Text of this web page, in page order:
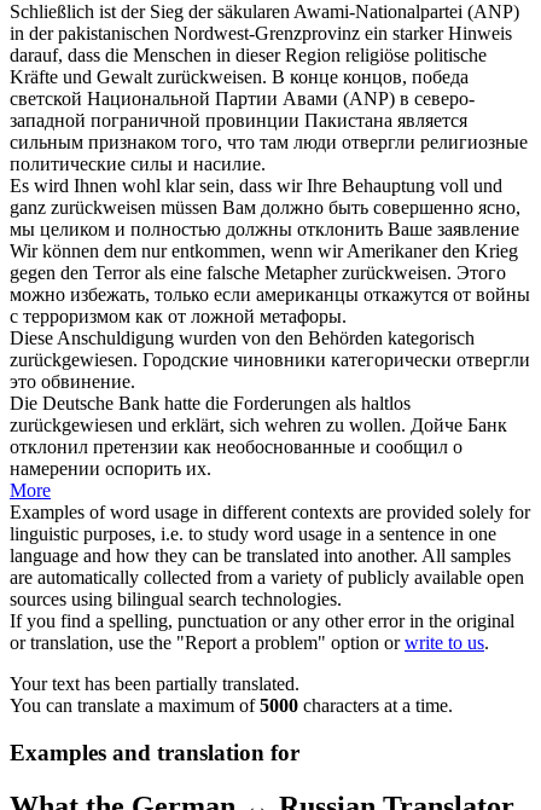
Schließlich ist der Sieg der säkularen Awami-Nationalpartei (ANP)
in der pakistanischen Nordwest-Grenzprovinz ein starker Hinweis
darauf, dass die Menschen in dieser Region religiöse politische
Kräfte und Gewalt zurückweisen. В конце концов, победа
светской Национальной Партии Авами (ANP) в северо-
западной пограничной провинции Пакистана является
сильным признаком того, что там люди отвергли религиозные
политические силы и насилие.
Es wird Ihnen wohl klar sein, dass wir Ihre Behauptung voll und
ganz zurückweisen müssen Вам должно быть совершенно ясно,
мы целиком и полностью должны отклонить Ваше заявление
Wir können dem nur entkommen, wenn wir Amerikaner den Krieg
gegen den Terror als eine falsche Metapherzurückweisen. Этого
можно избежать, только если американцы откажутся от войны
с терроризмом как от ложной метафоры.
Diese Anschuldigung wurden von den Behörden kategorisch
zurückgewiesen. Городские чиновники категорически отвергли
это обвинение.
Die Deutsche Bank hatte die Forderungen als haltlos
zurückgewiesen und erklärt, sich wehren zu wollen. Дойче Банк
отклонил претензии как необоснованные и сообщил о
намерении оспорить их.
More
Examples of word usage in different contexts are provided solely for
linguistic purposes, i.e. to study word usage in a sentence in one
language and how they can be translated into another. All samples
are automatically collected from a variety of publicly available open
sources using bilingual search technologies.
If you find a spelling, punctuation or any other error in the original
or translation, use the "Report a problem" option orwrite to us.
Your text has been partially translated.
You can translate a maximum of5000 characters at a time.
Examples and translation for